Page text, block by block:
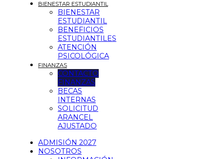
BIENESTAR ESTUDIANTIL
BIENESTAR
ESTUDIANTIL
BENEFICIOS
ESTUDIANTILES
ATENCIÓN
PSICOLÓGICA
FINANZAS
CONTACTO
FINANZAS
BECAS
INTERNAS
SOLICITUD
ARANCEL
AJUSTADO
ADMISIÓN 2027
NOSOTROS